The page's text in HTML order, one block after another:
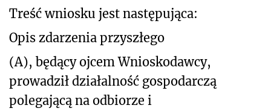
Treść wniosku jest następująca:
Opis zdarzenia przyszłego
(A), będący ojcem Wnioskodawcy,
prowadził działalność gospodarczą
polegającą na odbiorze i